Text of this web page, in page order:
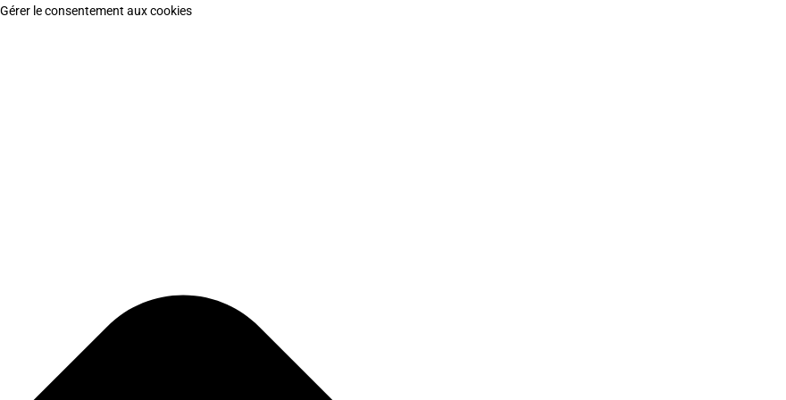
Gérer le consentement aux cookies